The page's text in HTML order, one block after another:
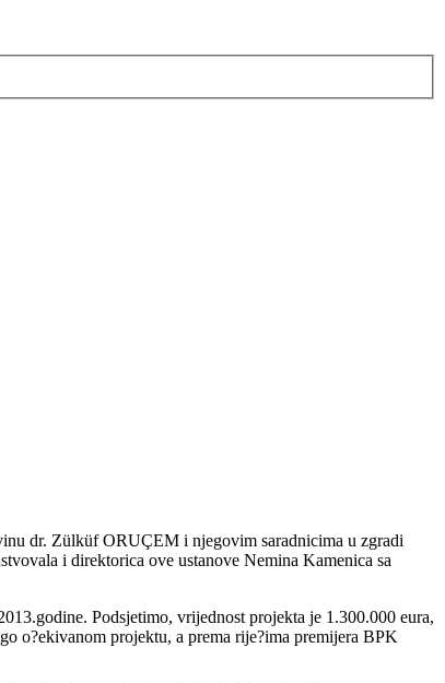
dr. Zülküf ORUÇEM i njegovim saradnicima u zgradi
i direktorica ove ustanove Nemina Kamenica sa
Podsjetimo, vrijednost projekta je 1.300.000 eura,
o?ekivanom projektu, a prema rije?ima premijera BPK